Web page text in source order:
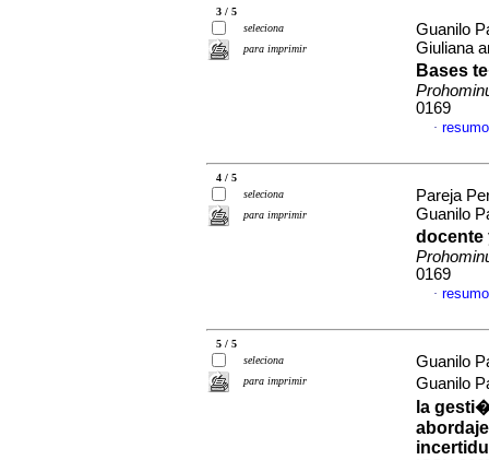
3 / 5
seleciona
para imprimir
Guanilo
Giuliana
Bases
0169
·
4 / 5
seleciona
para imprimir
Pareja
Guanilo
docente
0169
·
5 / 5
seleciona
para imprimir
Guanilo
Guanilo
la